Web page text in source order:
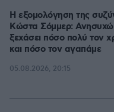
Η εξομολόγηση της
Κώστα Σόμμερ:
ξεχάσει πόσο πολύ τον
και πόσο τον αγαπάμε
05.08.2026, 20:15